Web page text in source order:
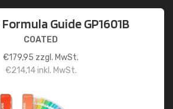
Guide GP1601B
COATED
€179,95 zzgl. MwSt.
€214,14inkl. MwSt.